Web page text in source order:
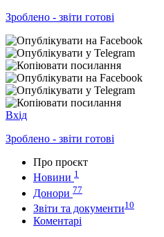
Зроблено - звіти готові
Вхід
Зроблено - звіти готові
Про проєкт
Новини 1
Донори 77
Звіти та документи10
Коментарі